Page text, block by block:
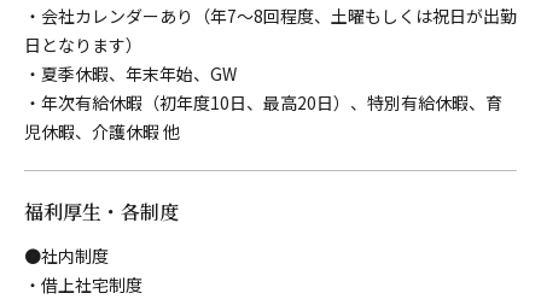
・会社カレンダーあり（年7～8回程度、土曜もしくは祝日が出勤
日となります）
・夏季休暇、年末年始、GW
・年次有給休暇（初年度10日、最高20日）、特別有給休暇、育
児休暇、介護休暇 他
福利厚生・各制度
●社内制度
・借上社宅制度